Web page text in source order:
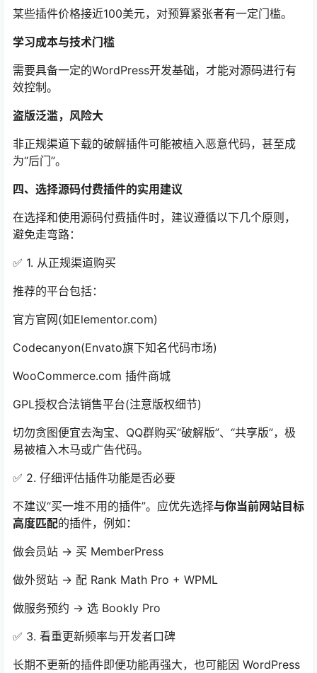
某些插件价格接近100美元，对预算紧张者有一定门槛。
学习成本与技术门槛
需要具备一定的WordPress开发基础，才能对源码进行有
效控制。
盗版泛滥，风险大
非正规渠道下载的破解插件可能被植入恶意代码，甚至成
为“后门”。
四、选择源码付费插件的实用建议
在选择和使用源码付费插件时，建议遵循以下几个原则，
避免走弯路：
✅ 1. 从正规渠道购买
推荐的平台包括：
官方官网(如Elementor.com)
Codecanyon(Envato旗下知名代码市场)
WooCommerce.com 插件商城
GPL授权合法销售平台(注意版权细节)
切勿贪图便宜去淘宝、QQ群购买“破解版”、“共享版”，极
易被植入木马或广告代码。
✅ 2. 仔细评估插件功能是否必要
不建议“买一堆不用的插件”。应优先选择与你当前网站目标
高度匹配的插件，例如：
做会员站 → 买 MemberPress
做外贸站 → 配 Rank Math Pro + WPML
做服务预约 → 选 Bookly Pro
✅ 3. 看重更新频率与开发者口碑
长期不更新的插件即便功能再强大，也可能因 WordPress